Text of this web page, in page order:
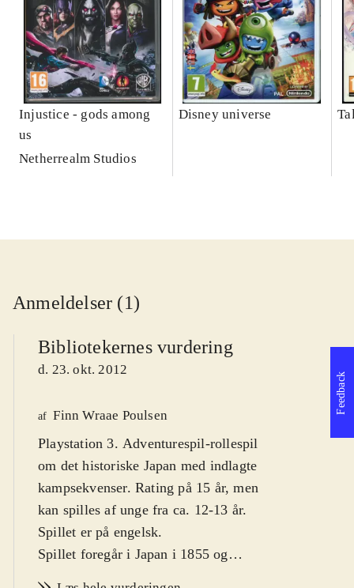
Injustice - gods among
us
Netherrealm Studios
Disney universe
Anmeldelser (1)
Bibliotekernes vurdering
d. 23. okt. 2012
af Finn Wraae Poulsen
Playstation 3. Adventurespil-rollespil
om det historiske Japan med indlagte
kampsekvenser. Rating på 15 år, men
kan spilles af unge fra ca. 12-13 år.
Spillet er på engelsk.
Spillet foregår i Japan i 1855 og
Feedback